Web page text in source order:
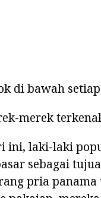
di bawah
merek terkenal
ini, laki-laki
sebagai
pria